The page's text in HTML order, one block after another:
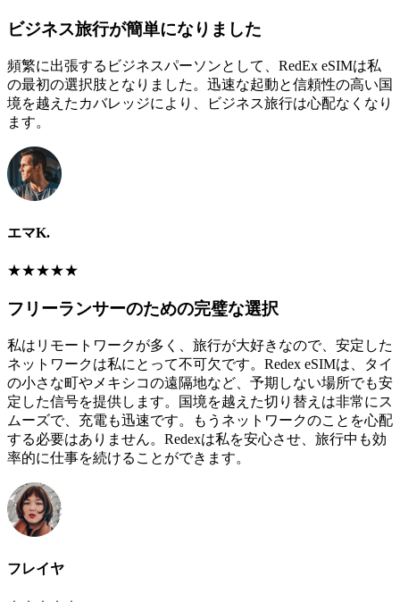
ビジネス旅行が簡単になりました
頻繁に出張するビジネスパーソンとして、RedEx eSIMは私
の最初の選択肢となりました。迅速な起動と信頼性の高い国
境を越えたカバレッジにより、ビジネス旅行は心配なくなり
ます。
エマK.
★★★★★
フリーランサーのための完璧な選択
私はリモートワークが多く、旅行が大好きなので、安定した
ネットワークは私にとって不可欠です。Redex eSIMは、タイ
の小さな町やメキシコの遠隔地など、予期しない場所でも安
定した信号を提供します。国境を越えた切り替えは非常にス
ムーズで、充電も迅速です。もうネットワークのことを心配
する必要はありません。Redexは私を安心させ、旅行中も効
率的に仕事を続けることができます。
フレイヤ